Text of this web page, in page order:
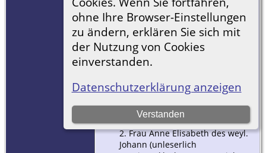
ohne Ihre Browser-Einstellungen
zu ändern, erklären Sie sich mit
der Nutzung von Cookies
einverstanden.
Datenschutzerklärung anzeigen
Verstanden
morgens um 9Uhr gebor.
Töchterlein zur heil
Taufe gebracht und derselben
der Name Johanne Helene
beigelegt.
1. Jgf. Anne Ros. des Johann
Wächter in Reichswaldau
einzige Tochter
2. Frau Anne Elisabeth des weyl.
Johann (unleserlich